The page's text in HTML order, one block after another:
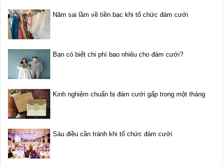
Năm sai lầm về tiền bạc khi tổ chức đám cưới
Bạn có biết chi phí bao nhiêu cho đám cưới?
Kinh nghiệm chuẩn bị đám cưới gấp trong một tháng
Sáu điều cần tránh khi tổ chức đám cưới